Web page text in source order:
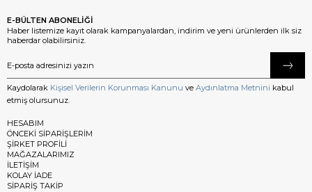
E-BÜLTEN ABONELİĞİ
Haber listemize kayıt olarak kampanyalardan, indirim ve yeni ürünlerden ilk siz
haberdar olabilirsiniz.
Kaydolarak Kişisel Verilerin Korunması Kanunu ve Aydınlatma Metnini kabul
etmiş olursunuz.
HESABIM
ÖNCEKİ SİPARİŞLERİM
ŞİRKET PROFİLİ
MAĞAZALARIMIZ
İLETİŞİM
KOLAY İADE
SİPARİŞ TAKİP